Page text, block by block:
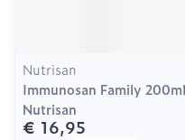
Nutrisan
Immunosan Family 200ml
Nutrisan
€ 16,95